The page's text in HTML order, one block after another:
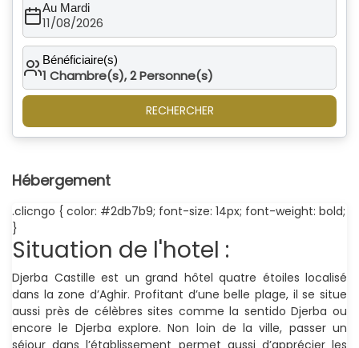
Au Mardi
11/08/2026
Bénéficiaire(s)
1 Chambre(s),2Personne(s)
RECHERCHER
Hébergement
.clicngo { color: #2db7b9; font-size: 14px; font-weight: bold;
}
Situation de l'hotel :
Djerba Castille est un grand hôtel quatre étoiles localisé
dans la zone d’Aghir. Profitant d’une belle plage, il se situe
aussi près de célèbres sites comme la sentido Djerba ou
encore le Djerba explore. Non loin de la ville, passer un
séjour dans l’établissement permet aussi d’apprécier les